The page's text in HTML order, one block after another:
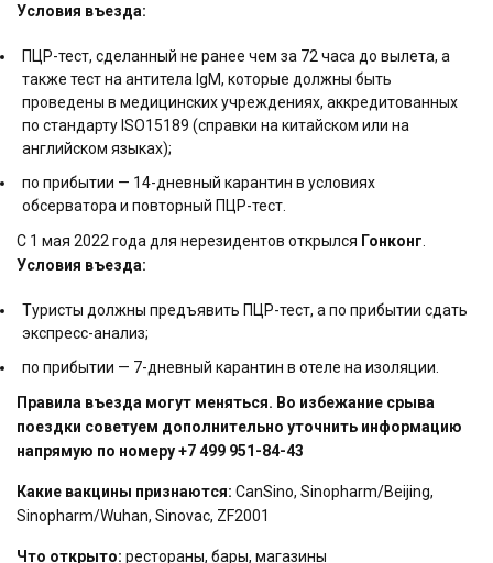
Условия въезда:
ПЦР-тест, сделанный не ранее чем за 72 часа до вылета, а
также тест на антитела IgM, которые должны быть
проведены в медицинских учреждениях, аккредитованных
по стандарту ISO15189 (cправки на китайском или на
английском языках);
по прибытии — 14-дневный карантин в условиях
обсерватора и повторный ПЦР-тест.
С 1 мая 2022 года для нерезидентов открылся Гонконг
Условия въезда:
Туристы должны предъявить ПЦР-тест, а по прибытии сдать
экспресс-анализ;
по прибытии — 7-дневный карантин в отеле на изоляции.
Правила въезда могут меняться. Во избежание срыва
поездки советуем дополнительно уточнить информацию
напрямую по номеру +7 499 951-84-43
Какие вакцины признаются: CanSino, Sinopharm/Beijing,
Sinopharm/Wuhan, Sinovac, ZF2001
Что открыто: рестораны, бары, магазины